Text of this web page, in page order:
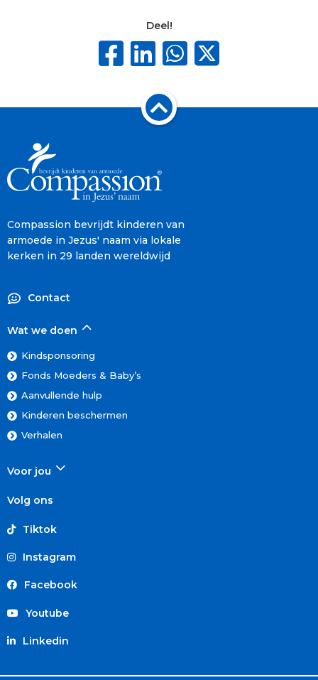
Deel!
Compassion bevrijdt kinderen van
armoede in Jezus' naam via lokale
kerken in 29 landen wereldwijd
Contact
Wat we doen
Kindsponsoring
Fonds Moeders & Baby’s
Aanvullende hulp
Kinderen beschermen
Verhalen
Voor jou
Volg ons
Tiktok
Instagram
Facebook
Youtube
Linkedin